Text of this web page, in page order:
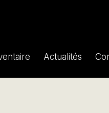
Actualités